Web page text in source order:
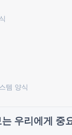
템 양식
청 양식
우리에게 중